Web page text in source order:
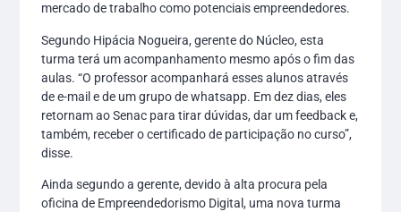
mercado de trabalho como potenciais empreendedores.
Segundo Hipácia Nogueira, gerente do Núcleo, esta
turma terá um acompanhamento mesmo após o fim das
aulas. “O professor acompanhará esses alunos através
de e-mail e de um grupo de whatsapp. Em dez dias, eles
retornam ao Senac para tirar dúvidas, dar um feedback e,
também, receber o certificado de participação no curso”,
disse.
Ainda segundo a gerente, devido à alta procura pela
oficina de Empreendedorismo Digital, uma nova turma